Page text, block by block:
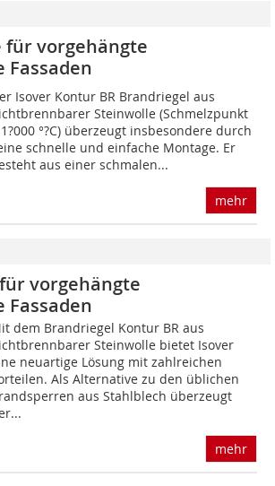
für vorgehängte
Isover Kontur BR Brandriegel aus
Steinwolle (Schmelzpunkt
°?C) überzeugt insbesondere durch
schnelle und einfache Montage. Er
aus einer schmalen...
mehr
vorgehängte
dem Brandriegel Kontur BR aus
Steinwolle bietet Isover
neuartige Lösung mit zahlreichen
Als Alternative zu den üblichen
aus Stahlblech überzeugt
mehr